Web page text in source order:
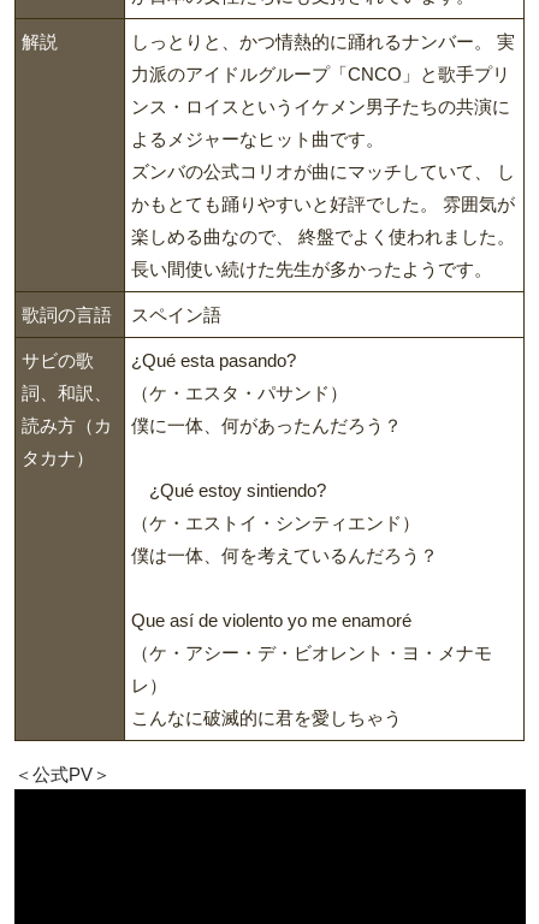
解説
しっとりと、かつ情熱的に踊れるナンバー。 実
力派のアイドルグループ「CNCO」と歌手プリ
ンス・ロイスというイケメン男子たちの共演に
よるメジャーなヒット曲です。
ズンバの公式コリオが曲にマッチしていて、 し
かもとても踊りやすいと好評でした。 雰囲気が
楽しめる曲なので、 終盤でよく使われました。
長い間使い続けた先生が多かったようです。
歌詞の言語 スペイン語
サビの歌
詞、和訳、
読み方（カ
タカナ）
¿Qué esta pasando?
（ケ・エスタ・パサンド）
僕に一体、何があったんだろう？
¿Qué estoy sintiendo?
（ケ・エストイ・シンティエンド）
僕は一体、何を考えているんだろう？
Que así de violento yo me enamoré
（ケ・アシー・デ・ビオレント・ヨ・メナモ
レ）
こんなに破滅的に君を愛しちゃう
＜公式PV＞